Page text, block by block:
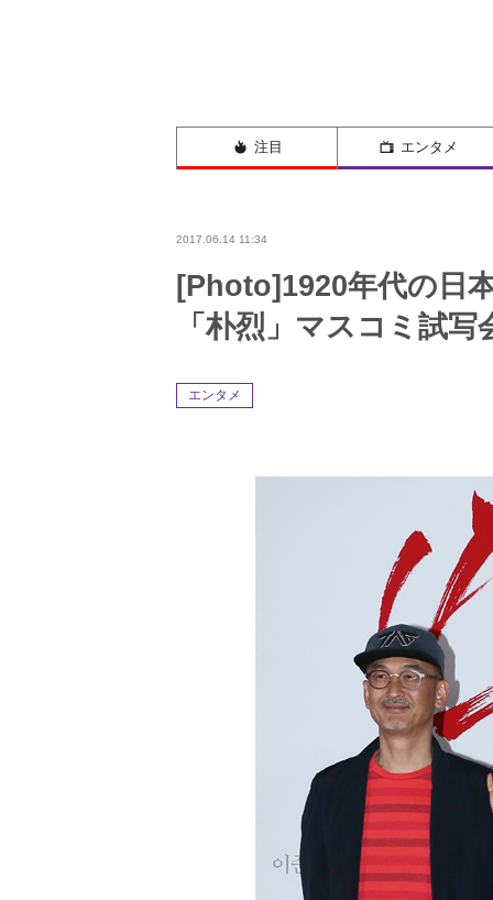
注目 エンタメ
2017.06.14 11:34
[Photo]1920年代の日
「朴烈」マスコミ試写
エンタメ